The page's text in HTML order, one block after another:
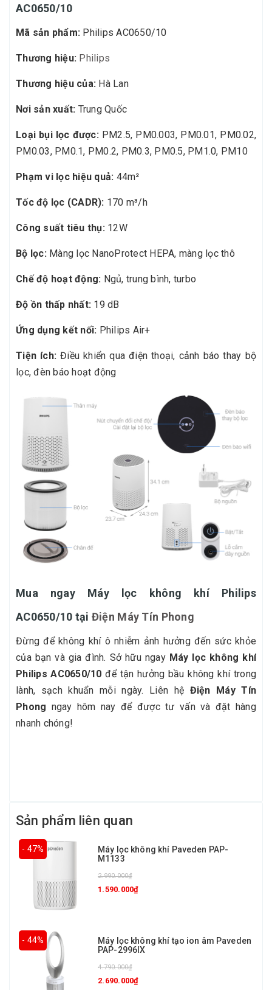
AC0650/10
Mã sản phẩm: Philips AC0650/10
Thương hiệu: Philips
Thương hiệu của: Hà Lan
Nơi sản xuất: Trung Quốc
Loại bụi lọc được:PM2.5, PM0.003, PM0.01, PM0.02,
PM0.03, PM0.1, PM0.2, PM0.3, PM0.5, PM1.0, PM10
Phạm vi lọc hiệu quả: 44m²
Tốc độ lọc (CADR): 170 m³/h
Công suất tiêu thụ:12W
Bộ lọc:Màng lọc NanoProtect HEPA, màng lọc thô
Chế độ hoạt động: Ngủ, trung bình, turbo
Độ ồn thấp nhất: 19 dB
Ứng dụng kết nối: Philips Air+
Tiện ích: Điều khiển qua điện thoại, cảnh báo thay bộ
lọc, đèn báo hoạt động
Mua ngay Máy lọc không khí Philips
AC0650/10 tại Điện Máy Tín Phong
Đừng để không khí ô nhiễm ảnh hưởng đến sức khỏe
của bạn và gia đình. Sở hữu ngay Máy lọc không khí
Philips AC0650/10 để tận hưởng bầu không khí trong
lành, sạch khuẩn mỗi ngày. Liên hệ Điện Máy Tín
Phong ngay hôm nay để được tư vấn và đặt hàng
nhanh chóng!
Sản phẩm liên quan
- 47%
Máy lọc không khí Paveden PAP-
M1133
2.990.000₫
1.590.000₫
- 44%
Máy lọc không khí tạo ion âm Paveden
PAP-2996IX
4.790.000₫
2.690.000₫